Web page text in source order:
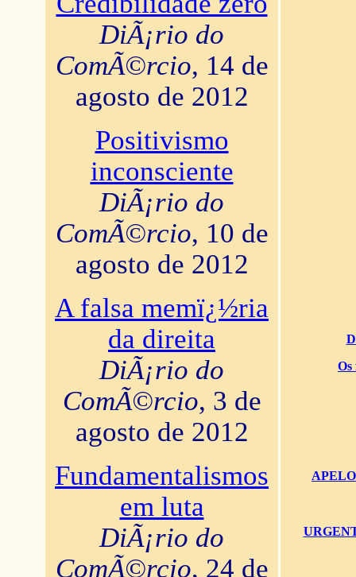
DiÃ¡rio do
ComÃ©rcio, 14 de
agosto de 2012
Positivismo
inconsciente
DiÃ¡rio do
ComÃ©rcio, 10 de
agosto de 2012
A falsa memï¿½ria
da direita
DiÃ¡rio do
ComÃ©rcio, 3 de
agosto de 2012
Fundamentalismos
em luta
DiÃ¡rio do
ComÃ©rcio, 24 de
Os